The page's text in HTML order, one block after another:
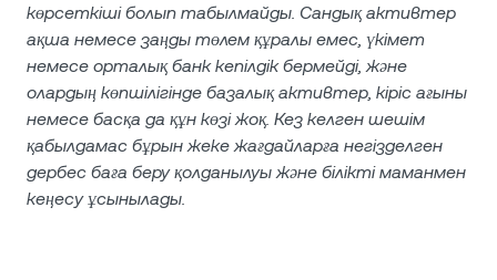
көрсеткіші болып табылмайды. Сандық активтер
ақша немесе заңды төлем құралы емес, үкімет
немесе орталық банк кепілдік бермейді, және
олардың көпшілігінде базалық активтер, кіріс ағыны
немесе басқа да құн көзі жоқ. Кез келген шешім
қабылдамас бұрын жеке жағдайларға негізделген
дербес баға беру қолданылуы және білікті маманмен
кеңесу ұсынылады.